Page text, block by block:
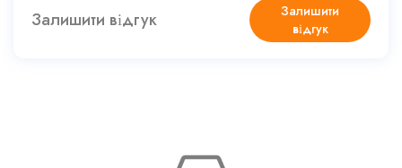
Залишити відгук
Залишити
відгук